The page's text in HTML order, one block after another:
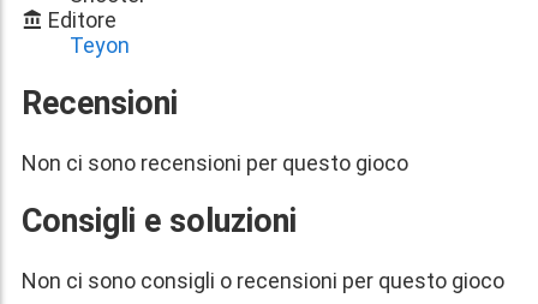
Editore
Teyon
Recensioni
Non ci sono recensioni per questo gioco
Consigli e soluzioni
Non ci sono consigli o recensioni per questo gioco